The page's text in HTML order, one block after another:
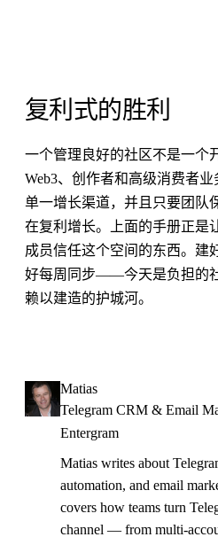
复利式的胜利
一个管理良好的社区不是一个
Web3、创作者和高级消费者
单一增长渠道，并且只要团队
在复利增长。上面的手册正是
成员信任这个空间的东西。建
好每周同步——今天是负担的
赖以建造的护城河。
Matias
Telegram CRM & Email
Entergram
Matias writes about
automation, and email
covers how teams turn
channel — from multi-